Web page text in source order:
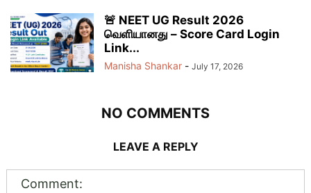
🚨 NEET UG Result 2026
வெளியானது – Score Card Login
Link...
Manisha Shankar - July 17, 2026
NO COMMENTS
LEAVE A REPLY